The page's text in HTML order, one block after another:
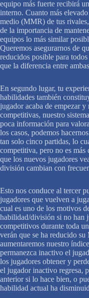
equipo más fuerte recibirá
interno. Cuanto más
medio (MMR) de tus
de la importancia de
equipos lo más similar
Queremos asegurarnos de
reducidos posible para
que la diferencia entre
En segundo lugar, tu
habilidades también
jugador acaba de empezar
competitivas, nuestro
poca información para
los casos, podemos
tan solo cinco partidas, lo
competitiva, pero no es
que los nuevos jugadores
división cambian con
Esto nos conduce al tercer
jugadores que vuelven a
cual es uno de los motivos
habilidad/división si no han
competitivos durante toda
verán que se ha reducido
aumentaremos nuestro
permanezca inactivo el
los jugadores obtener y
el jugador inactivo regresa,
anterior si lo hace bien, o
habilidad actual ha